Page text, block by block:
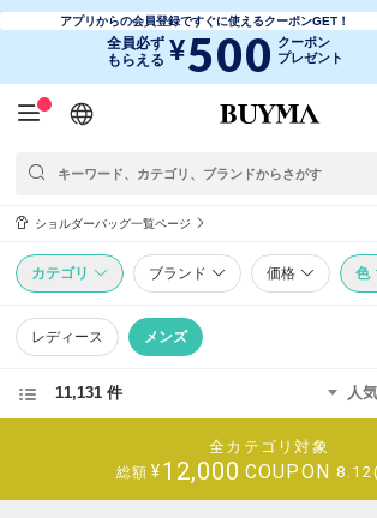
アプリからの会員登録ですぐに使えるクーポンGET！
全員必ず
もらえる ¥500 クーポン
プレゼント
日本語
English
简体中文
繁體中文
ショルダーバッグ一覧ページ
カテゴリ ブランド 価格 色
レディース メンズ
11,131 件 人
全カテゴリ対象
総額 ¥12,000 COUPON